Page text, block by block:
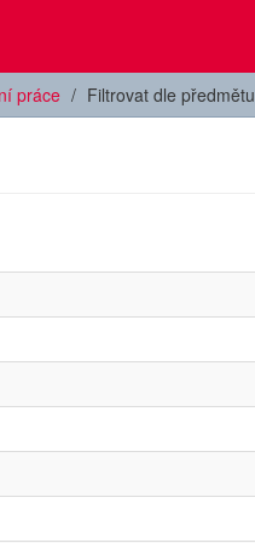
práce Filtrovat dle předmětu